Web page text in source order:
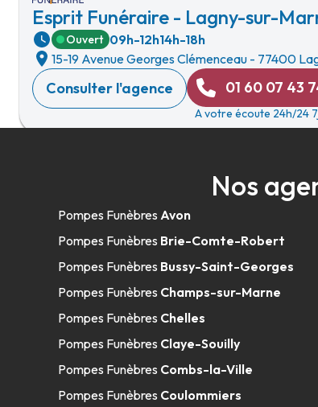
Esprit Funéraire - Lagny-sur-
Ouvert 09h-12h14h-18h
15-19 Avenue Georges Clémenceau - 77400
Consulter l'agence 01 60 07 43
A votre écoute 24h/24
Nos
Pompes Funèbres Avon
Pompes Funèbres Brie-Comte-Robert
Pompes Funèbres Bussy-Saint-Georges
Pompes Funèbres Champs-sur-Marne
Pompes Funèbres Chelles
Pompes Funèbres Claye-Souilly
Pompes Funèbres Combs-la-Ville
Pompes Funèbres Coulommiers